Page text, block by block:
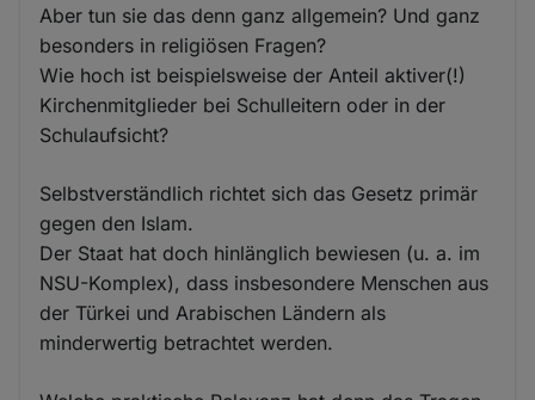
Aber tun sie das denn ganz allgemein? Und ganz
besonders in religiösen Fragen?
Wie hoch ist beispielsweise der Anteil aktiver(!)
Kirchenmitglieder bei Schulleitern oder in der
Schulaufsicht?
Selbstverständlich richtet sich das Gesetz primär
gegen den Islam.
Der Staat hat doch hinlänglich bewiesen (u. a. im
NSU-Komplex), dass insbesondere Menschen aus
der Türkei und Arabischen Ländern als
minderwertig betrachtet werden.